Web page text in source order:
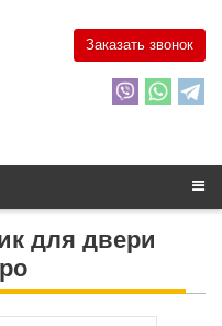
Заказать звонок
для двери